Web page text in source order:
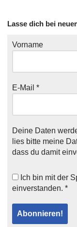
Lasse dich bei
Vorname
E-Mail *
Deine Daten
lies bitte meine
dass du damit
Ich bin mit der
einverstanden. *